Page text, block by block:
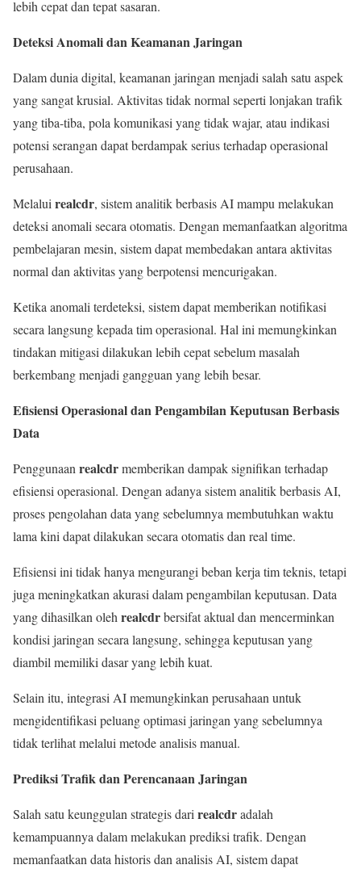
lebih cepat dan tepat sasaran.
Deteksi Anomali dan Keamanan Jaringan
Dalam dunia digital, keamanan jaringan menjadi salah satu aspek
yang sangat krusial. Aktivitas tidak normal seperti lonjakan trafik
yang tiba-tiba, pola komunikasi yang tidak wajar, atau indikasi
potensi serangan dapat berdampak serius terhadap operasional
perusahaan.
Melaluirealcdr, sistem analitik berbasis AI mampu melakukan
deteksi anomali secara otomatis. Dengan memanfaatkan algoritma
pembelajaran mesin, sistem dapat membedakan antara aktivitas
normal dan aktivitas yang berpotensi mencurigakan.
Ketika anomali terdeteksi, sistem dapat memberikan notifikasi
secara langsung kepada tim operasional. Hal ini memungkinkan
tindakan mitigasi dilakukan lebih cepat sebelum masalah
berkembang menjadi gangguan yang lebih besar.
Efisiensi Operasional dan Pengambilan Keputusan Berbasis
Data
Penggunaanrealcdrmemberikan dampak signifikan terhadap
efisiensi operasional. Dengan adanya sistem analitik berbasis AI,
proses pengolahan data yang sebelumnya membutuhkan waktu
lama kini dapat dilakukan secara otomatis dan real time.
Efisiensi ini tidak hanya mengurangi beban kerja tim teknis, tetapi
juga meningkatkan akurasi dalam pengambilan keputusan. Data
yang dihasilkan olehrealcdrbersifat aktual dan mencerminkan
kondisi jaringan secara langsung, sehingga keputusan yang
diambil memiliki dasar yang lebih kuat.
Selain itu, integrasi AI memungkinkan perusahaan untuk
mengidentifikasi peluang optimasi jaringan yang sebelumnya
tidak terlihat melalui metode analisis manual.
Prediksi Trafik dan Perencanaan Jaringan
Salah satu keunggulan strategis darirealcdradalah
kemampuannya dalam melakukan prediksi trafik. Dengan
memanfaatkan data historis dan analisis AI, sistem dapat